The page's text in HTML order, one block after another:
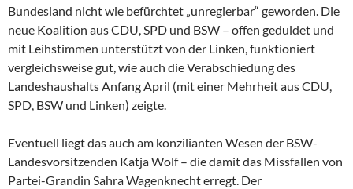
Bundesland nicht wie befürchtet „unregierbar“ geworden. Die
neue Koalition aus CDU, SPD und BSW – offen geduldet und
mit Leihstimmen unterstützt von der Linken, funktioniert
vergleichsweise gut, wie auch die Verabschiedung des
Landeshaushalts Anfang April (mit einer Mehrheit aus CDU,
SPD, BSW und Linken) zeigte.
Eventuell liegt das auch am konzilianten Wesen der BSW-
Landesvorsitzenden Katja Wolf – die damit das Missfallen von
Partei-Grandin Sahra Wagenknecht erregt. Der